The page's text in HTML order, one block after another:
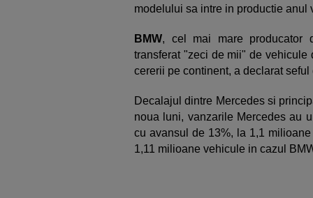
modelului sa intre in productie anul
BMW, cel mai mare producator
transferat "zeci de mii" de vehicule
cererii pe continent, a declarat
Decalajul dintre Mercedes si
noua luni, vanzarile Mercedes au
cu avansul de 13%, la 1,1
1,11 milioane vehicule in cazul